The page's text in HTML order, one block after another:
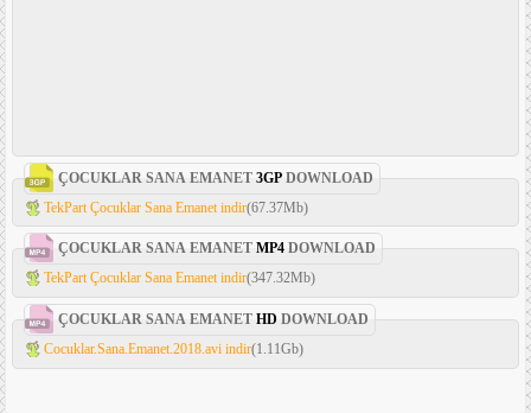
ÇOCUKLAR SANA EMANET 3GP DOWNLOAD
TekPart Çocuklar Sana Emanet indir(67.37Mb)
ÇOCUKLAR SANA EMANET MP4 DOWNLOAD
TekPart Çocuklar Sana Emanet indir(347.32Mb)
ÇOCUKLAR SANA EMANET HD DOWNLOAD
Cocuklar.Sana.Emanet.2018.avi indir(1.11Gb)